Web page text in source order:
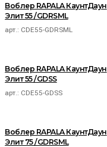
Воблер RAPALA КаунтДаун
Элит 55 /GDRSML
арт.: CDE55-GDRSML
Воблер RAPALA КаунтДаун
Элит 55 /GDSS
арт.: CDE55-GDSS
Воблер RAPALA КаунтДаун
Элит 75 /GDRSML